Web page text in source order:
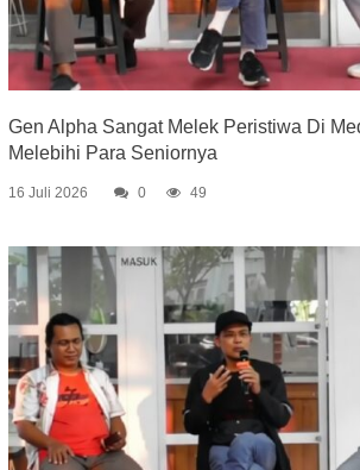
Gen Alpha Sangat Melek Peristiwa Di
Melebihi Para Seniornya
16 Juli 2026 0 49